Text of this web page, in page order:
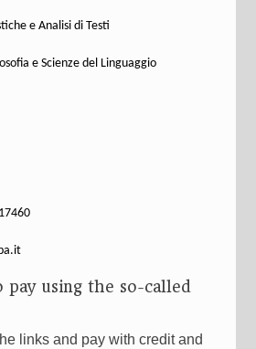
e Analisi di Testi
e Scienze del Linguaggio
pay using the so-called
links and pay with credit and